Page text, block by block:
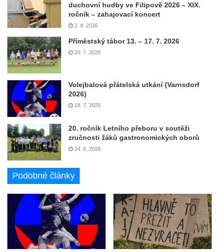
duchovní hudby ve Filipově 2026 – XIX.
ročník – zahajovací koncert
2. 8. 2026
Příměstský tábor 13. – 17. 7. 2026
20. 7. 2026
Volejbalová přátelská utkání (Varnsdorf
2026)
18. 7. 2026
20. ročník Letního přeboru v soutěži
zručnosti žáků gastronomických oborů
24. 6. 2026
Podobné články